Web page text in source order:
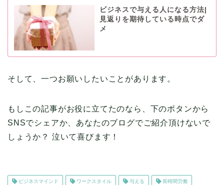
ビジネスで与える人になる方法|
見返りを期待している時点でダ
メ
そして、一つお願いしたいことがあります。
もしこの記事がお役に立てたのなら、下のボタンから
SNSでシェアか、あなたのブログでご紹介頂けないで
しょうか？ 泣いて喜びます！
ビジネスマインド ワークスタイル 与える 長時間労働